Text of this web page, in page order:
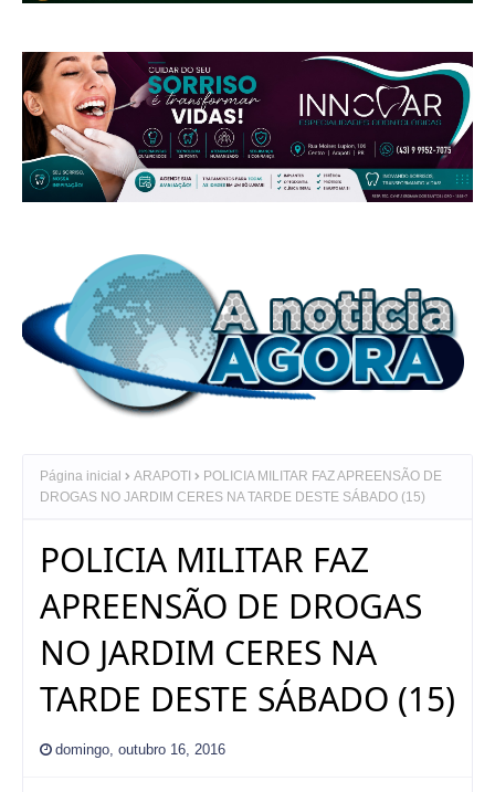
Página inicial ARAPOTI
POLICIA MILITAR FAZ APREENSÃO DE
DROGAS NO JARDIM CERES NA TARDE DESTE SÁBADO (15)
POLICIA MILITAR FAZ
APREENSÃO DE DROGAS
NO JARDIM CERES NA
TARDE DESTE SÁBADO (15)
domingo, outubro 16, 2016